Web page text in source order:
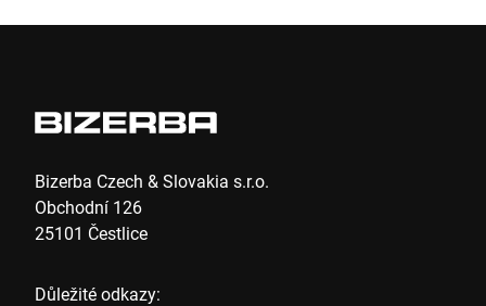
Bizerba Czech & Slovakia s.r.o.
Obchodní 126
25101 Čestlice
Důležité odkazy: